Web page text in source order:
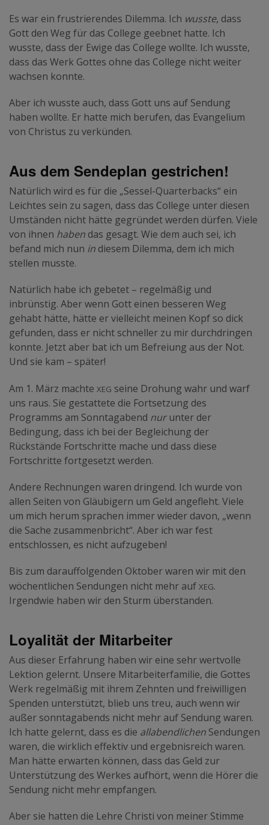
Es war ein frustrierendes Dilemma. Ich wusste, dass
Gott den Weg für das College geebnet hatte. Ich
wusste, dass der Ewige das College wollte. Ich wusste,
dass das Werk Gottes ohne das College nicht weiter
wachsen konnte.
Aber ich wusste auch, dass Gott uns auf Sendung
haben wollte. Er hatte mich berufen, das Evangelium
von Christus zu verkünden.
Aus dem Sendeplan gestrichen!
Natürlich wird es für die „Sessel-Quarterbacks“ ein
Leichtes sein zu sagen, dass das College unter diesen
Umständen nicht hätte gegründet werden dürfen. Viele
von ihnen haben das gesagt. Wie dem auch sei, ich
befand mich nun in diesem Dilemma, dem ich mich
stellen musste.
Natürlich habe ich gebetet – regelmäßig und
inbrünstig. Aber wenn Gott einen besseren Weg
gehabt hätte, hätte er vielleicht meinen Kopf so dick
gefunden, dass er nicht schneller zu mir durchdringen
konnte. Jetzt aber bat ich um Befreiung aus der Not.
Und sie kam – später!
Am 1. März machte xeg seine Drohung wahr und warf
uns raus. Sie gestattete die Fortsetzung des
Programms am Sonntagabend nurunter der
Bedingung, dass ich bei der Begleichung der
Rückstände Fortschritte mache und dass diese
Fortschritte fortgesetzt werden.
Andere Rechnungen waren dringend. Ich wurde von
allen Seiten von Gläubigern um Geld angefleht. Viele
um mich herum sprachen immer wieder davon, „wenn
die Sache zusammenbricht“. Aber ich war fest
entschlossen, es nicht aufzugeben!
Bis zum darauffolgenden Oktober waren wir mit den
wöchentlichen Sendungen nicht mehr aufxeg.
Irgendwie haben wir den Sturm überstanden.
Loyalität der Mitarbeiter
Aus dieser Erfahrung haben wir eine sehr wertvolle
Lektion gelernt. Unsere Mitarbeiterfamilie, die Gottes
Werk regelmäßig mit ihrem Zehnten und freiwilligen
Spenden unterstützt, blieb uns treu, auch wenn wir
außer sonntagabends nicht mehr auf Sendung waren.
Ich hatte gelernt, dass es die allabendlichen Sendungen
waren, die wirklich effektiv und ergebnisreich waren.
Man hätte erwarten können, dass das Geld zur
Unterstützung des Werkes aufhört, wenn die Hörer die
Sendung nicht mehr empfangen.
Aber sie hatten die Lehre Christi von meiner Stimme